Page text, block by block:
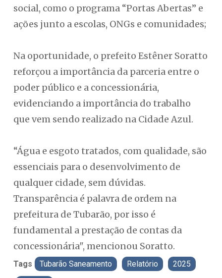
social, como o programa “Portas Abertas” e
ações junto a escolas, ONGs e comunidades;
Na oportunidade, o prefeito Estêner Soratto
reforçou a importância da parceria entre o
poder público e a concessionária,
evidenciando a importância do trabalho
que vem sendo realizado na Cidade Azul.
“Água e esgoto tratados, com qualidade, são
essenciais para o desenvolvimento de
qualquer cidade, sem dúvidas.
Transparência é palavra de ordem na
prefeitura de Tubarão, por isso é
fundamental a prestação de contas da
concessionária", mencionou Soratto.
Tags Tubarão Saneamento Relatório 2025